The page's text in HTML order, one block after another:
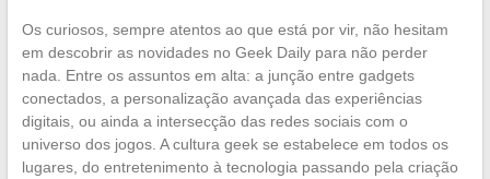
Os curiosos, sempre atentos ao que está por vir, não hesitam
em descobrir as novidades no Geek Daily para não perder
nada. Entre os assuntos em alta: a junção entre gadgets
conectados, a personalização avançada das experiências
digitais, ou ainda a intersecção das redes sociais com o
universo dos jogos. A cultura geek se estabelece em todos os
lugares, do entretenimento à tecnologia passando pela criação